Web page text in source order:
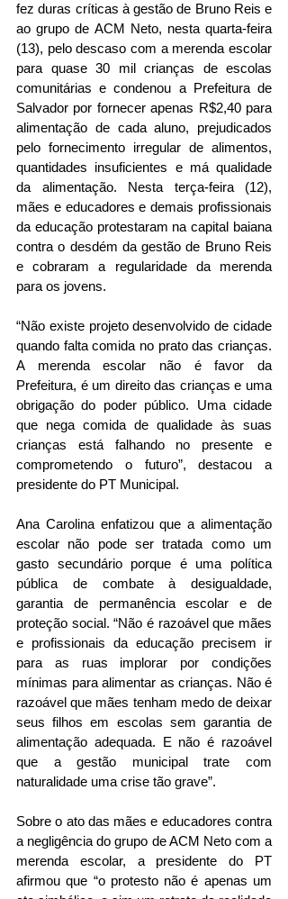
fez duras críticas à gestão de Bruno Reis e
ao grupo de ACM Neto, nesta quarta-feira
(13), pelo descaso com a merenda escolar
para quase 30 mil crianças de escolas
comunitárias e condenou a Prefeitura de
Salvador por fornecer apenas R$2,40 para
alimentação de cada aluno, prejudicados
pelo fornecimento irregular de alimentos,
quantidades insuficientes e má qualidade
da alimentação. Nesta terça-feira (12),
mães e educadores e demais profissionais
da educação protestaram na capital baiana
contra o desdém da gestão de Bruno Reis
e cobraram a regularidade da merenda
para os jovens.
“Não existe projeto desenvolvido de cidade
quando falta comida no prato das crianças.
A merenda escolar não é favor da
Prefeitura, é um direito das crianças e uma
obrigação do poder público. Uma cidade
que nega comida de qualidade às suas
crianças está falhando no presente e
comprometendo o futuro”, destacou a
presidente do PT Municipal.
Ana Carolina enfatizou que a alimentação
escolar não pode ser tratada como um
gasto secundário porque é uma política
pública de combate à desigualdade,
garantia de permanência escolar e de
proteção social. “Não é razoável que mães
e profissionais da educação precisem ir
para as ruas implorar por condições
mínimas para alimentar as crianças. Não é
razoável que mães tenham medo de deixar
seus filhos em escolas sem garantia de
alimentação adequada. E não é razoável
que a gestão municipal trate com
naturalidade uma crise tão grave”.
Sobre o ato das mães e educadores contra
a negligência do grupo de ACM Neto com a
merenda escolar, a presidente do PT
afirmou que “o protesto não é apenas um